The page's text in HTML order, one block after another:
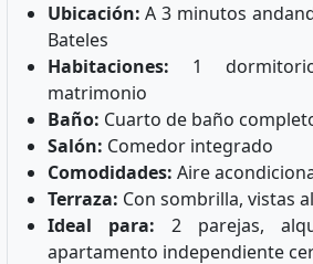
Ubicación: A 3 minutos
Bateles
Habitaciones: 1
matrimonio
Baño: Cuarto de baño
Salón: Comedor integrado
Comodidades: Aire
Terraza: Con sombrilla, vistas
Ideal para: 2 parejas,
apartamento independiente